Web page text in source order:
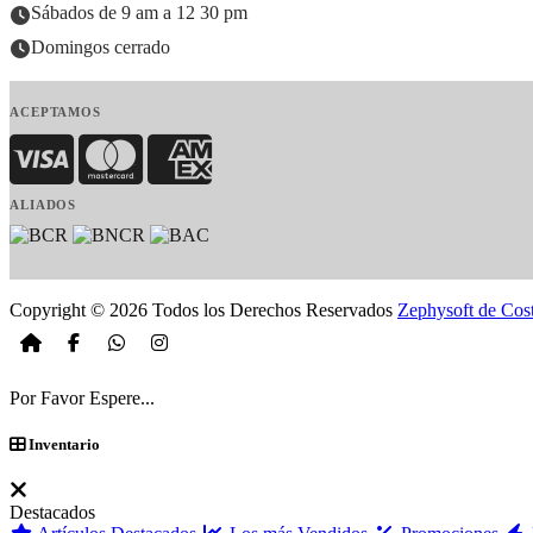
Sábados de 9 am a 12 30 pm
Domingos cerrado
ACEPTAMOS
Visa MasterCardAmerican Express
ALIADOS
Copyright © 2026 Todos los Derechos Reservados Zephysoft de
Por Favor Espere...
Inventario
Destacados